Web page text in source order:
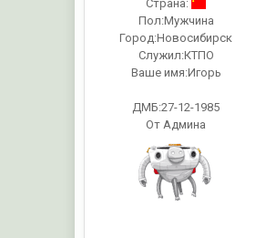
Страна:
Пол:Мужчина
Город:Новосибирск
Служил:КТПО
Ваше имя:Игорь
ДМБ:27-12-1985
От Админа